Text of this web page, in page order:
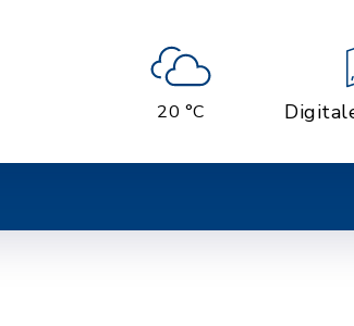
20 °C